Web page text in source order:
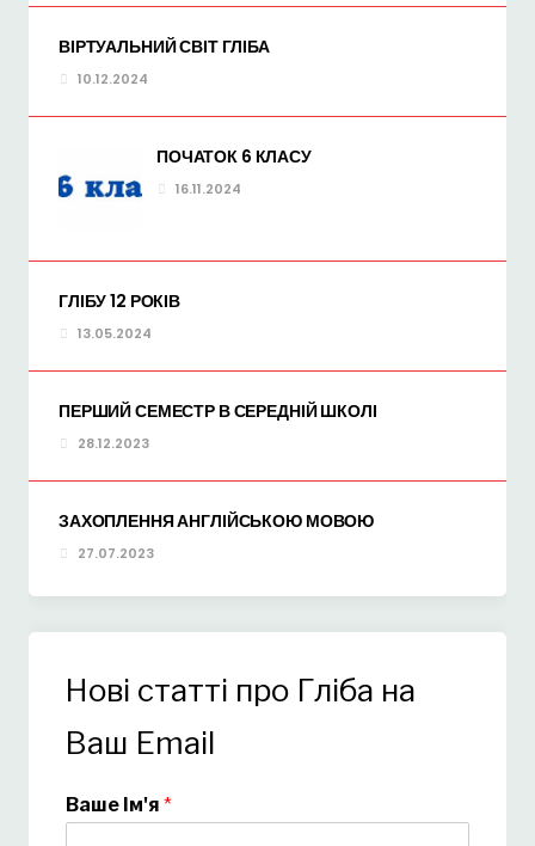
ВІРТУАЛЬНИЙ СВІТ ГЛІБА
10.12.2024
ПОЧАТОК 6 КЛАСУ
16.11.2024
ГЛІБУ 12 РОКІВ
13.05.2024
ПЕРШИЙ СЕМЕСТР В СЕРЕДНІЙ ШКОЛІ
28.12.2023
ЗАХОПЛЕННЯ АНГЛІЙСЬКОЮ МОВОЮ
27.07.2023
Нові статті про Гліба на
Ваш Email
Ваше Ім'я *